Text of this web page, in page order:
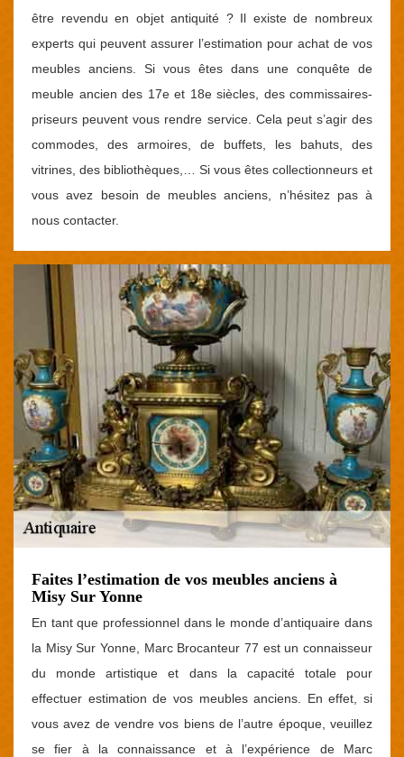
être revendu en objet antiquité ? Il existe de nombreux
experts qui peuvent assurer l’estimation pour achat de vos
meubles anciens. Si vous êtes dans une conquête de
meuble ancien des 17e et 18e siècles, des commissaires-
priseurs peuvent vous rendre service. Cela peut s’agir des
commodes, des armoires, de buffets, les bahuts, des
vitrines, des bibliothèques,… Si vous êtes collectionneurs et
vous avez besoin de meubles anciens, n’hésitez pas à
nous contacter.
Faites l’estimation de vos meubles anciens à
Misy Sur Yonne
En tant que professionnel dans le monde d’antiquaire dans
la Misy Sur Yonne, Marc Brocanteur 77 est un connaisseur
du monde artistique et dans la capacité totale pour
effectuer estimation de vos meubles anciens. En effet, si
vous avez de vendre vos biens de l’autre époque, veuillez
se fier à la connaissance et à l’expérience de Marc